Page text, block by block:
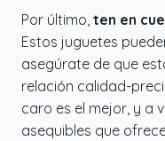
Por último, ten en
Estos juguetes
asegúrate de que
relación calidad-
caro es el mejor, y a
asequibles que